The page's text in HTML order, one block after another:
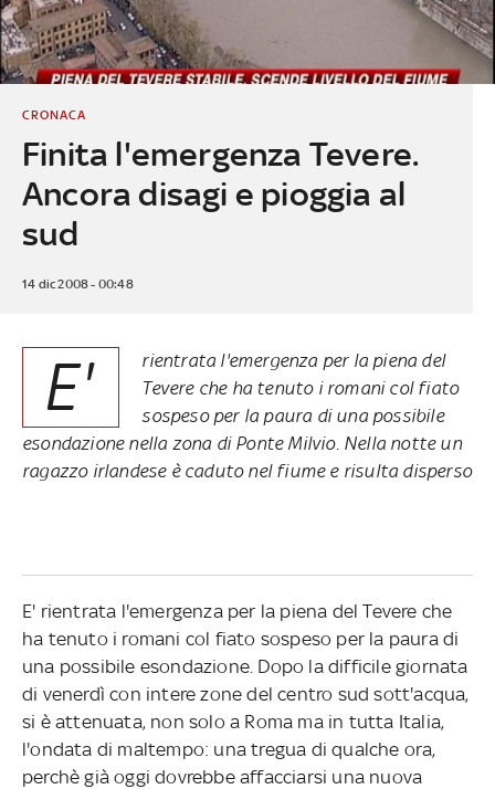
Finita l'emergenza Tevere.
Ancora disagi e pioggia al
sud
CRONACA
14 dic 2008 - 00:48
E'
rientrata l'emergenza per la piena del
Tevere che ha tenuto i romani col fiato
sospeso per la paura di una possibile
esondazione nella zona di Ponte Milvio. Nella notte un
ragazzo irlandese è caduto nel fiume e risulta disperso
E' rientrata l'emergenza per la piena del Tevere che
ha tenuto i romani col fiato sospeso per la paura di
una possibile esondazione. Dopo la difficile giornata
di venerdì con intere zone del centro sud sott'acqua,
si è attenuata, non solo a Roma ma in tutta Italia,
l'ondata di maltempo: una tregua di qualche ora,
perchè già oggi dovrebbe affacciarsi una nuova